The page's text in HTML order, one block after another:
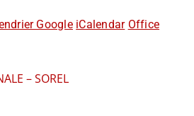
Google iCalendar Office
– SOREL